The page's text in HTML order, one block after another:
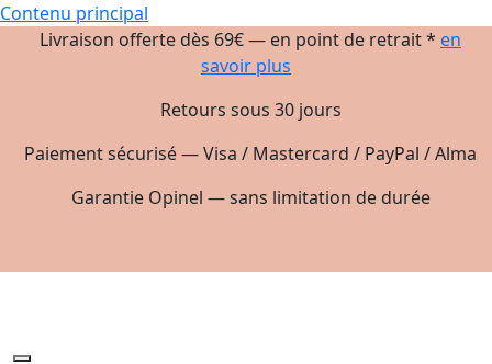
Contenu principal
Livraison offerte dès 69€ — en point de retrait * en
savoir plus
Retours sous 30 jours
Paiement sécurisé — Visa / Mastercard / PayPal / Alma
Garantie Opinel — sans limitation de durée